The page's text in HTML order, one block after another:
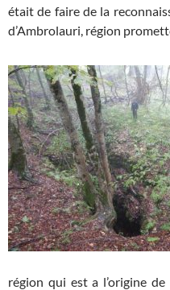
était de faire de la
d’Ambrolauri, région
région qui est a l’origine